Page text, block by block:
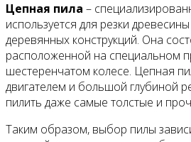
Цепная пила –
используется для резки
деревянных конструкций. Она
расположенной на специальном
шестеренчатом колесе. Цепная
двигателем и большой глубиной
пилить даже самые толстые и
Таким образом, выбор пилы